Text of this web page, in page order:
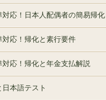
対応！日本人配偶者の簡易帰化
対応！帰化と素行要件
対応！帰化と年金支払解説
日本語テスト